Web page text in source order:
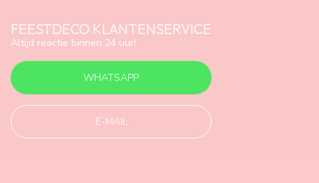
FEESTDECO KLANTENSERVICE
Altijd reactie binnen 24 uur!
WHATSAPP
E-MAIL